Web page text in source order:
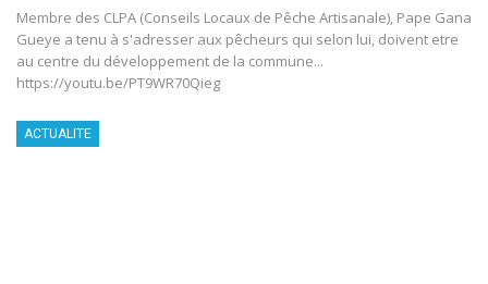
Membre des CLPA (Conseils Locaux de Pêche Artisanale), Pape Gana
Gueye a tenu à s'adresser aux pêcheurs qui selon lui, doivent etre
au centre du développement de la commune...
https://youtu.be/PT9WR70Qieg
ACTUALITE